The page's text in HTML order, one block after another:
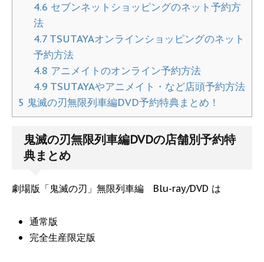
4.6 セブンネットショッピングのネット予約方
法
4.7TSUTAYAオンラインショッピングのネット
予約方法
4.8 アニメイトのオンライン予約方法
4.9 TSUTAYAやアニメイト・など店頭予約方法
5 鬼滅の刃無限列車編DVD予約特典まとめ！
鬼滅の刃無限列車編DVDの店舗別予約特
典まとめ
劇場版「鬼滅の刃」無限列車編 Blu-ray/DVD は
通常版
完全生産限定版